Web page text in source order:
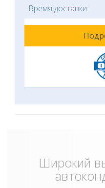
Время доставки:
Широкий